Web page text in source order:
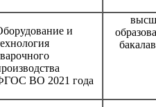
и
ВО 2021 года